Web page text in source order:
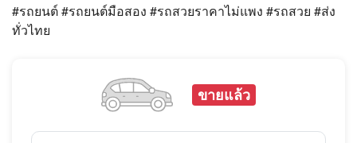
#รถยนต์ #รถยนต์มือสอง #รถสวยราคาไม่แพง #รถสวย #ส่ง
ทั่วไทย
ขายแล้ว